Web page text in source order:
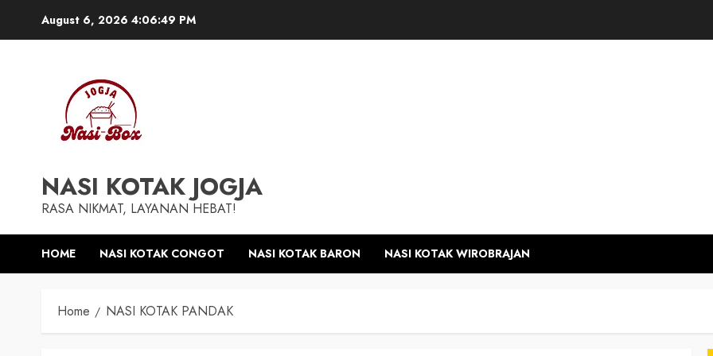
August 6, 2026 4:06:50 PM
NASI KOTAK JOGJA
RASA NIKMAT, LAYANAN HEBAT!
HOME NASI KOTAK CONGOT NASI KOTAK BARON NASI KOTAK WIROBRAJAN
Home NASI KOTAK PANDAK